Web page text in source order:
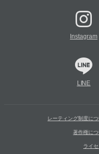
Instagram
LINE
レーティング制度に
著作権に
ライセ